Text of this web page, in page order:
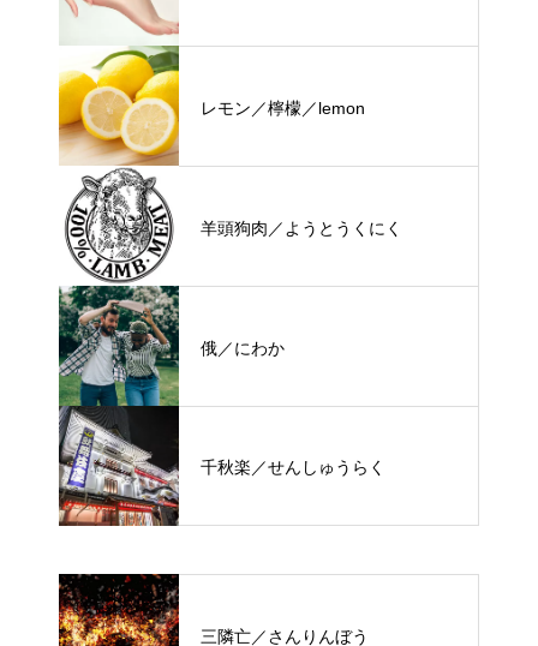
レモン／檸檬／lemon
羊頭狗肉／ようとうくにく
俄／にわか
千秋楽／せんしゅうらく
三隣亡／さんりんぼう